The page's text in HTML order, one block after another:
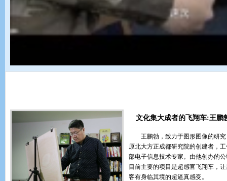
文化集大成者的飞翔车:王鹏
王鹏勃，致力于图形图像的研
原北大方正成都研究院的创建者，
部电子信息技术专家。由他创办的
目前主要的项目是超感官飞翔车，
客有身临其境的超逼真感受。